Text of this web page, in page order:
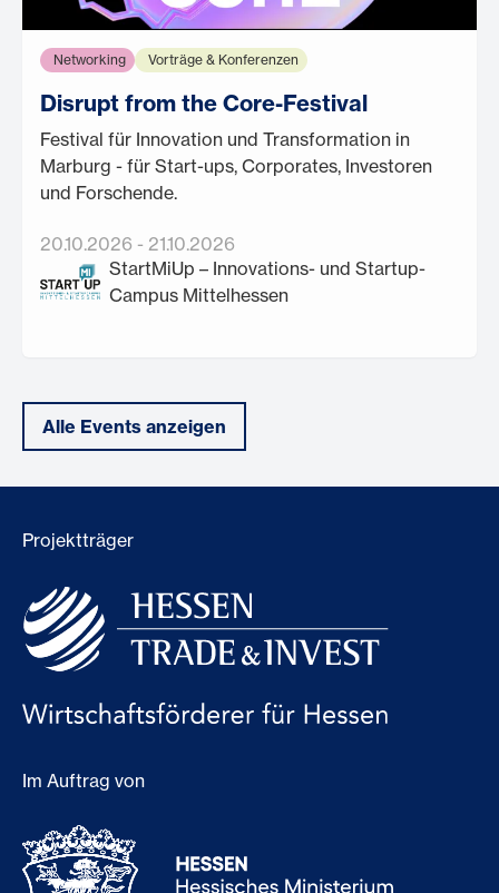
Networking Vorträge & Konferenzen
Disrupt from the Core-Festival
Festival für Innovation und Transformation in
Marburg - für Start-ups, Corporates, Investoren
und Forschende.
20.10.2026 - 21.10.2026
StartMiUp – Innovations- und Startup-
Campus Mittelhessen
Alle Events anzeigen
Projektträger
Im Auftrag von